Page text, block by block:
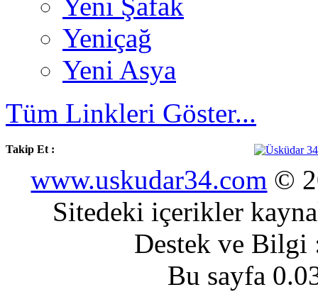
Yeni Şafak
Yeniçağ
Yeni Asya
Tüm Linkleri Göster...
Takip Et :
www.uskudar34.com ©
Sitedeki içerikler
Destek ve
Bu sayfa